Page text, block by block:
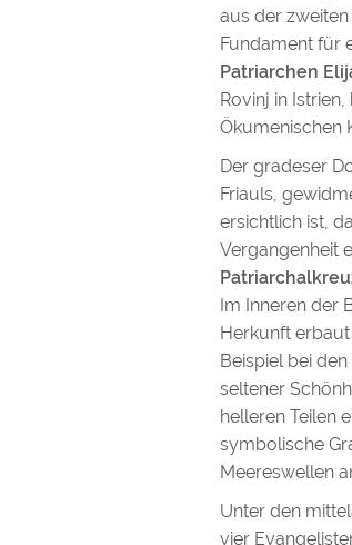
aus der zweiten
Fundament für
Patriarchen
Rovinj in
Ökumenischen
Der gradeser
Friauls,
ersichtlich ist,
Vergangenheit
Im Inneren der
Herkunft
Beispiel bei
seltener
helleren Teilen
symbolische
Meereswellen
Unter den
vier